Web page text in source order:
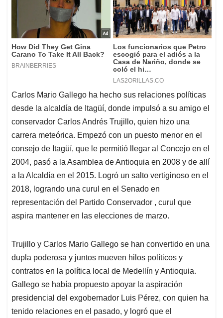
Carlos Mario Gallego ha hecho sus relaciones políticas
desde la alcaldía de Itagüí, donde impulsó a su amigo el
conservador Carlos Andrés Trujillo, quien hizo una
carrera meteórica. Empezó con un puesto menor en el
consejo de Itagüí, que le permitió llegar al Concejo en el
2004, pasó a la Asamblea de Antioquia en 2008 y de allí
a la Alcaldía en el 2015. Logró un salto vertiginoso en el
2018, logrando una curul en el Senado en
representación del Partido Conservador , curul que
aspira mantener en las elecciones de marzo.
Trujillo y Carlos Mario Gallego se han convertido en una
dupla poderosa y juntos mueven hilos políticos y
contratos en la política local de Medellín y Antioquia.
Gallego se había propuesto apoyar la aspiración
presidencial del exgobernador Luis Pérez, con quien ha
tenido relaciones en el pasado, y logró que el